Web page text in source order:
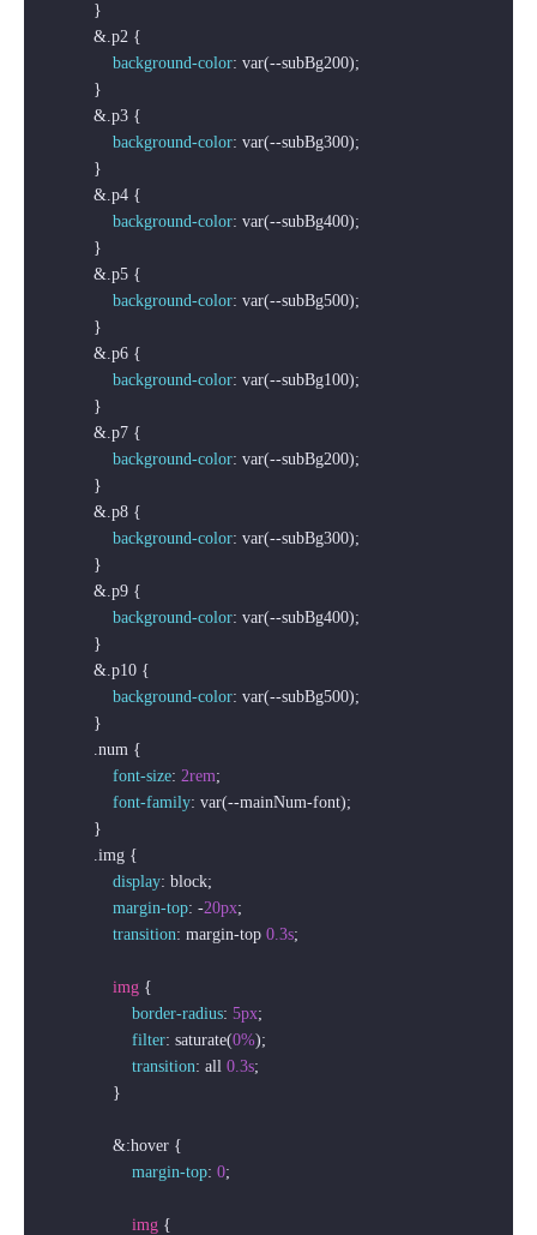
            }
            &
.p2 {
background-color: var(--subBg200);
            }
            &
.p3 {
background-color: var(--subBg300);
            }
            &
.p4 {
background-color: var(--subBg400);
            }
            &
.p5 {
background-color: var(--subBg500);
            }
            &
.p6 {
background-color: var(--subBg100);
            }
            &
.p7 {
background-color: var(--subBg200);
            }
            &
.p8 {
background-color: var(--subBg300);
            }
            &
.p9 {
background-color: var(--subBg400);
            }
            &
.p10 {
background-color: var(--subBg500);
            }
.num {
font-size: 2rem;
font-family: var(--mainNum-font);
            }
.img {
display: block;
margin-top: -20px;
transition: margin-top 0.3s;
img {
border-radius: 5px;
filter: saturate(0%);
transition: all 0.3s;
                }
                &
:hover {
margin-top: 0;
img {